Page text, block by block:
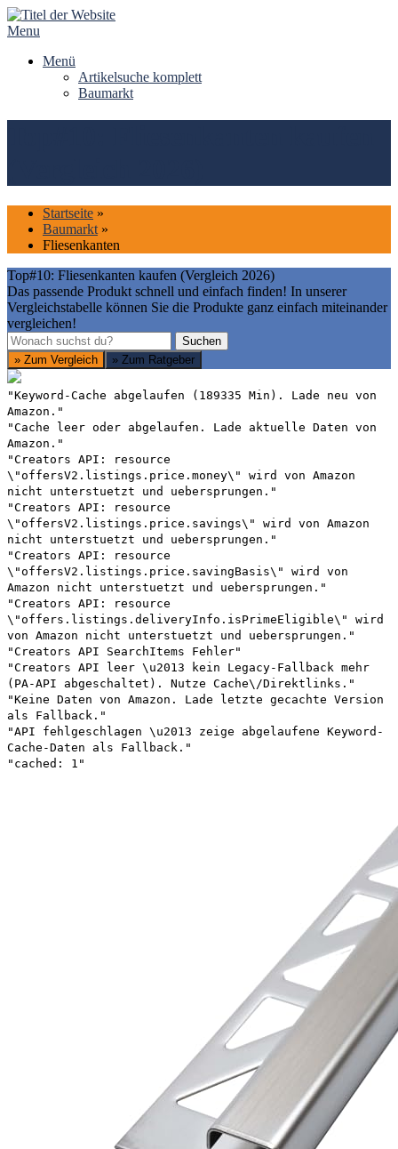
Skip
to
Menu
Menü
Artikelsuche komplett
Baumarkt
Startseite »
Baumarkt »
Fliesenkanten
Top#10: Fliesenkanten kaufen (Vergleich 2026)
Das passende Produkt schnell und einfach finden! In unserer
Vergleichstabelle können Sie die Produkte ganz einfach miteinander
vergleichen!
Suchen
Suchen
» Zum Vergleich
» Zum Ratgeber
"Keyword-Cache abgelaufen (189335 Min). Lade neu von
Amazon."
"Cache leer oder abgelaufen. Lade aktuelle Daten von
Amazon."
"Creators API: resource
\"offersV2.listings.price.money\" wird von Amazon
nicht unterstuetzt und uebersprungen."
"Creators API: resource
\"offersV2.listings.price.savings\" wird von Amazon
nicht unterstuetzt und uebersprungen."
"Creators API: resource
\"offersV2.listings.price.savingBasis\" wird von
Amazon nicht unterstuetzt und uebersprungen."
"Creators API: resource
\"offers.listings.deliveryInfo.isPrimeEligible\" wird
von Amazon nicht unterstuetzt und uebersprungen."
"Creators API SearchItems Fehler"
"Creators API leer \u2013 kein Legacy-Fallback mehr
(PA-API abgeschaltet). Nutze Cache\/Direktlinks."
"Keine Daten von Amazon. Lade letzte gecachte Version
als Fallback."
"API fehlgeschlagen \u2013 zeige abgelaufene Keyword-
Cache-Daten als Fallback."
"cached: 1"